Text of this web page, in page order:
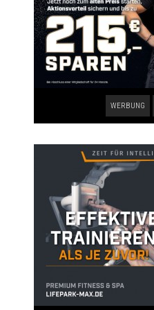
WERBUNG